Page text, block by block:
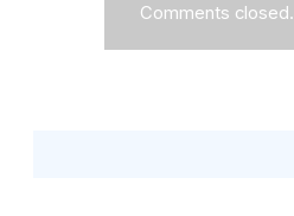
Comments closed.